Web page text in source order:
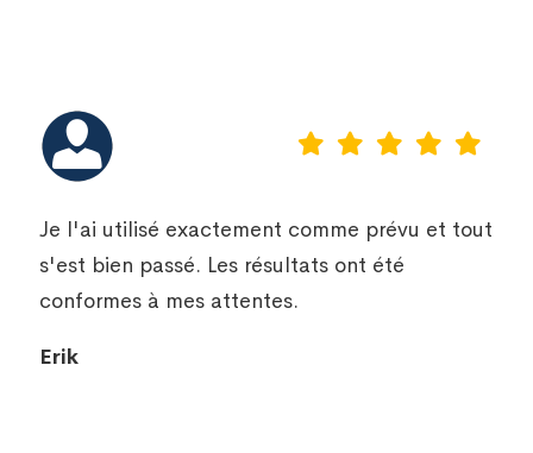
Je l'ai utilisé exactement comme prévu et tout
s'est bien passé. Les résultats ont été
conformes à mes attentes.
Erik